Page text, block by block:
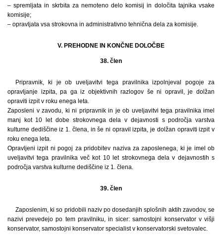
– spremljata in skrbita za nemoteno delo komisij in določita tajnika vsake
komisije;
– opravljata vsa strokovna in administrativno tehnična dela za komisije.
V. PREHODNE IN KONČNE DOLOČBE
38. člen
Pripravnik, ki je ob uveljavitvi tega pravilnika izpolnjeval pogoje za
opravljanje izpita, pa ga iz objektivnih razlogov še ni opravil, je dolžan
opraviti izpit v roku enega leta.
Zaposleni v zavodu, ki ni pripravnik in je ob uveljavitvi tega pravilnika imel
manj kot 10 let dobe strokovnega dela v dejavnosti s področja varstva
kulturne dediščine iz 1. člena, in še ni opravil izpita, je dolžan opraviti izpit v
roku enega leta.
Opravljeni izpit ni pogoj za pridobitev naziva za zaposlenega, ki je imel ob
uveljavitvi tega pravilnika več kot 10 let strokovnega dela v dejavnostih s
področja varstva kulturne dediščine iz 1. člena.
39. člen
Zaposlenim, ki so pridobili naziv po dosedanjih splošnih aktih zavodov, se
nazivi prevedejo po tem pravilniku, in sicer: samostojni konservator v višji
konservator, samostojni konservator specialist v konservatorski svetovalec.